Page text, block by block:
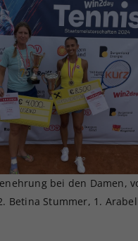
bei den Damen,
Betina Stummer, 1.